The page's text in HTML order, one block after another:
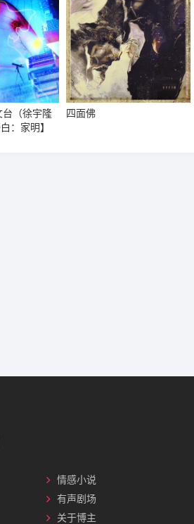
台（徐宇隆
：家明】
四面佛
情感小说
有声剧场
关于博主